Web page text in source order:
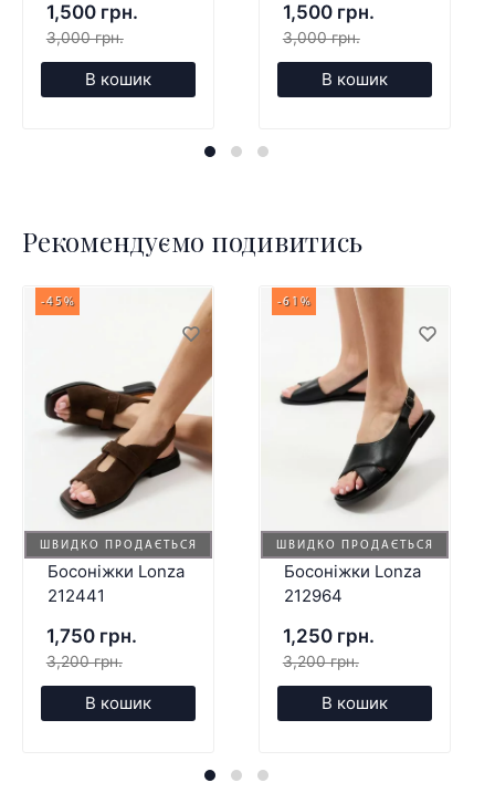
1,500 грн.
3,000 грн.
В кошик
1,500 грн.
3,000 грн.
В кошик
Рекомендуємо подивитись
ШВИДКО ПРОДАЄТЬСЯ
-45%
Босоніжки Lonza
212441
1,750 грн.
3,200 грн.
В кошик
ШВИДКО ПРОДАЄТЬСЯ
-61%
Босоніжки Lonza
212964
1,250 грн.
3,200 грн.
В кошик